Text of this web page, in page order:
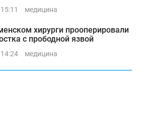
медицина
хирурги прооперировали
с прободной язвой
медицина